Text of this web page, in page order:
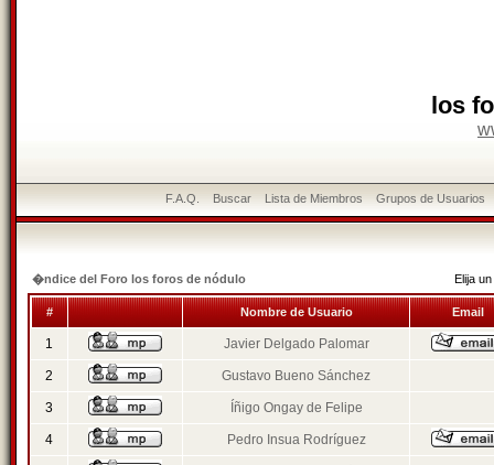
los
F.A.Q. Buscar Lista de Miembros Grupos de Usuarios
�ndice del Foro los foros de nódulo Elija
# Nombre de Usuario Email
1 Javier Delgado Palomar
2 Gustavo Bueno Sánchez
3 Íñigo Ongay de Felipe
4 Pedro Insua Rodríguez